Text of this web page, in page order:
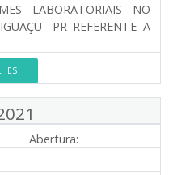
LABORATORIAIS NO
PR REFERENTE A
Abertura: